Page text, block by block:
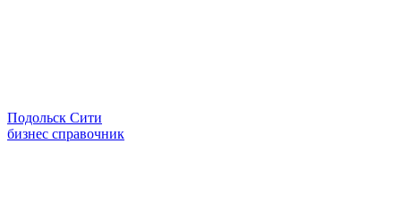
Подольск Сити
бизнес справочник